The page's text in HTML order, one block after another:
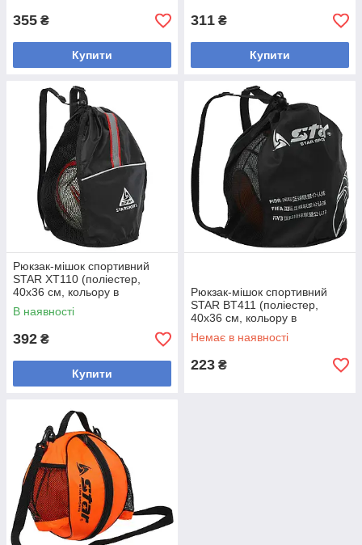
355 ₴
Купити
311 ₴
Купити
Рюкзак-мішок спортивний
STAR XT110 (поліестер,
40х36 см, кольору в
асортименті)
В наявності
392 ₴
Купити
Рюкзак-мішок спортивний
STAR BT411 (поліестер,
40х36 см, кольору в
асортименті)
Немає в наявності
223 ₴